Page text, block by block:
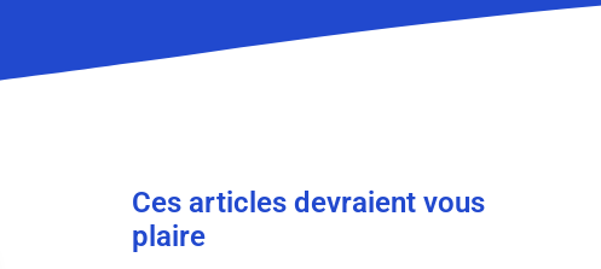
Ces articles devraient vous
plaire